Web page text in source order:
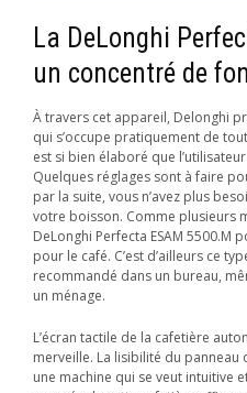
La DeLonghi
un concentré de
À travers cet appareil, Delonghi
qui s’occupe pratiquement de
est si bien élaboré que
Quelques réglages sont à faire
par la suite, vous n’avez plus
votre boisson. Comme plusieurs
DeLonghi Perfecta ESAM 5500.M
pour le café. C’est d’ailleurs ce
recommandé dans un bureau,
un ménage.
L’écran tactile de la cafetière
merveille. La lisibilité du panneau
une machine qui se veut intuitive